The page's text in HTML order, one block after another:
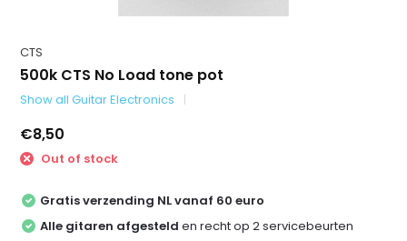
CTS
500k CTS No Load tone pot
Show all Guitar Electronics
€8,50
Out of stock
Gratis verzending NL vanaf 60 euro
Alle gitaren afgesteld en recht op 2 servicebeurten